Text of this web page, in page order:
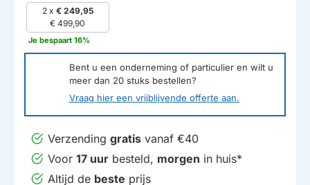
2 x € 249,95
€ 499,90
Je bespaart 16%
Bent u een onderneming of particulier en wilt u
meer dan 20 stuks bestellen?
Vraag hier een vrijblijvende offerte aan.
Verzending gratis vanaf €40
Voor 17 uur besteld, morgen in huis*
Altijd de beste prijs